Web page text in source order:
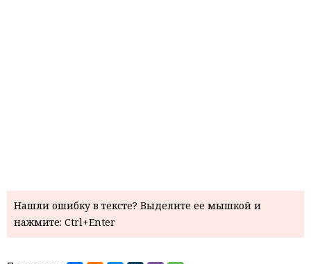
Нашли ошибку в тексте? Выделите ее мышкой и
нажмите: Ctrl+Enter